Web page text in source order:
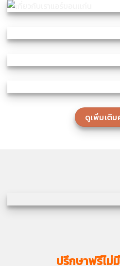
ดูเพิ่มเติ
ปรึกษาฟรีไม่